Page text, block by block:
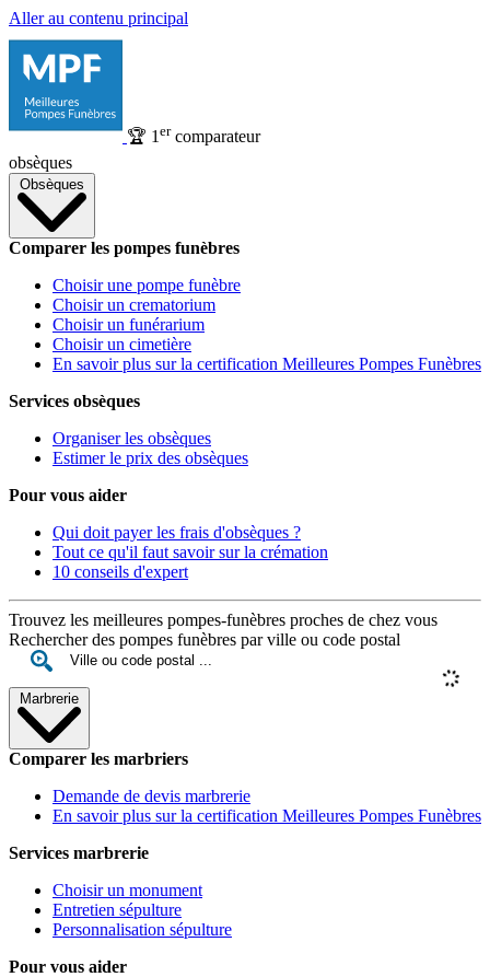
Aller au contenu principal
🏆 1 ercomparateur
obsèques
Obsèques
Comparer les pompes funèbres
Choisir une pompe funèbre
Choisir un crematorium
Choisir un funérarium
Choisir un cimetière
En savoir plus sur la certification Meilleures Pompes Funèbres
Services obsèques
Organiser les obsèques
Estimer le prix des obsèques
Pour vous aider
Qui doit payer les frais d'obsèques ?
Tout ce qu'il faut savoir sur la crémation
10 conseils d'expert
Trouvez les meilleures pompes-funèbres proches de chez vous
Rechercher des pompes funèbres par ville ou code postal
Marbrerie
Comparer les marbriers
Demande de devis marbrerie
En savoir plus sur la certification Meilleures Pompes Funèbres
Services marbrerie
Choisir un monument
Entretien sépulture
Personnalisation sépulture
Pour vous aider